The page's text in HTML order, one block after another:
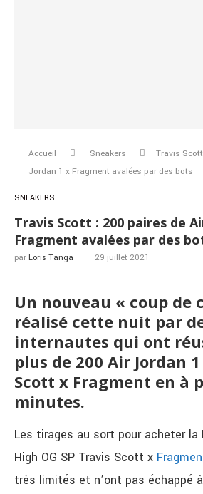
Accueil Sneakers
Travis
Jordan 1 x Fragment avalées par des bots
SNEAKERS
Travis Scott : 200 paires de
Fragment avalées par des
par Loris Tanga 29 juillet 2021
Un nouveau « coup de
réalisé cette nuit par
internautes qui ont
plus de 200 Air Jordan
Scott x Fragment en à
minutes.
Les tirages au sort pour acheter la
High OG SP Travis Scott x
très limités et n’ont pas échappé